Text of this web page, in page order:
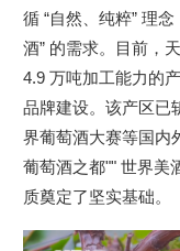
循 “自然、纯粹” 理
酒” 的需求。目前，
4.9 万吨加工能力的
品牌建设。该产区已
界葡萄酒大赛等国内
葡萄酒之都"" 世界美
质奠定了坚实基础。